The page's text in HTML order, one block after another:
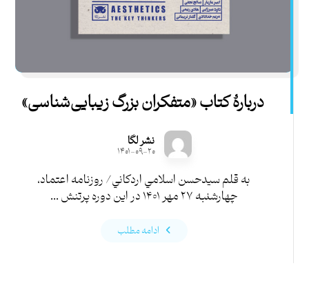
دربارۀ کتاب «متفكران بزرگ زيبايی‌شناسی»
نشر لگا
۱۴۰۱-۰۹-۲۰
به قلم سيدحسن اسلامي اردكاني/ روزنامه اعتماد،
چهارشنبه ۲۷ مهر ۱۴۰۱ در اين دوره پرتنش ...
ادامه مطلب